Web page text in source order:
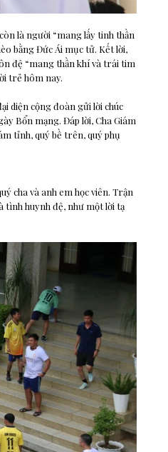
là người “mang lấy tinh thần
bằng Đức Ái mục tử. Kết lời,
đệ “mang thần khí và trái tim
trẻ hôm nay.
diện cộng đoàn gửi lời chúc
Bổn mạng. Đáp lời, Cha Giám
tỉnh, quý bề trên, quý phụ
cha và anh em học viên. Trận
tình huynh đệ, như một lời tạ